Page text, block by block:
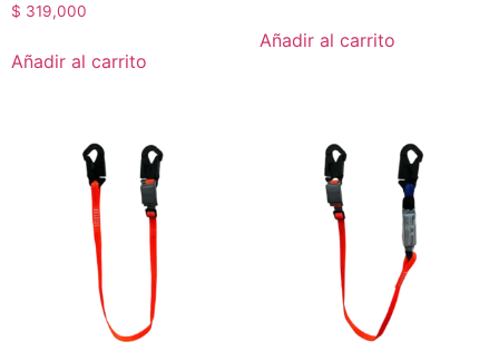
$ 319,000
Añadir al carrito
Añadir al carrito